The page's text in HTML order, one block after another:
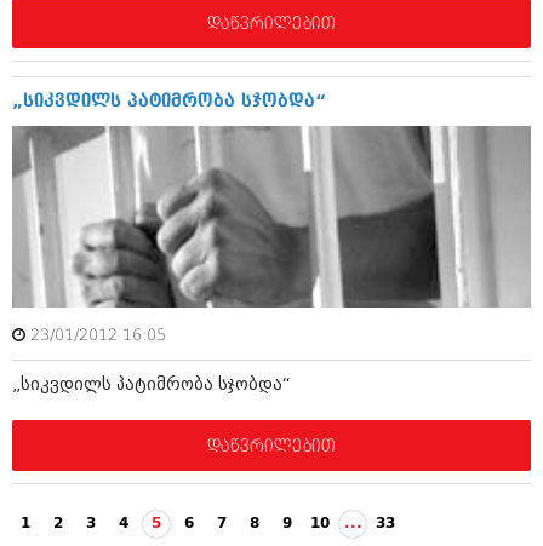
დაწვრილებით
„სიკვდილს პატიმრობა სჯობდა“
23/01/2012 16:05
„სიკვდილს პატიმრობა სჯობდა“
დაწვრილებით
1 2 3 4 5 6 7 8 9 10 ... 33